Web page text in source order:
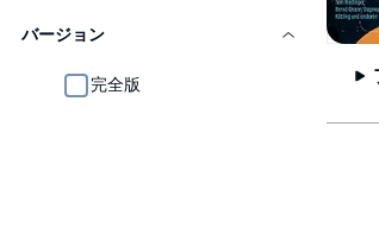
バージョン
完全版